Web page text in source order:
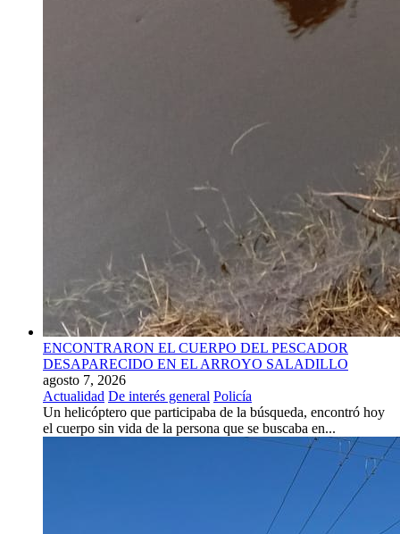
ENCONTRARON EL CUERPO DEL PESCADOR
DESAPARECIDO EN EL ARROYO SALADILLO
agosto 7, 2026
Actualidad De interés general Policía
Un helicóptero que participaba de la búsqueda, encontró hoy
el cuerpo sin vida de la persona que se buscaba en...